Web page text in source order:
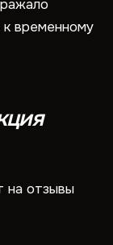
к временному
на отзывы